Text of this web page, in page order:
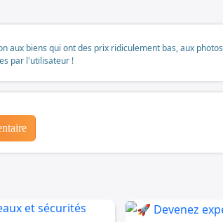
aux biens qui ont des prix ridiculement bas, aux photos
par l'utilisateur !